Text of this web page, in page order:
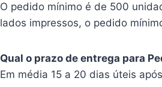
O pedido mínimo é de 500
lados impressos, o pedido
Qual o prazo de entrega para
Em média 15 a 20 dias úteis